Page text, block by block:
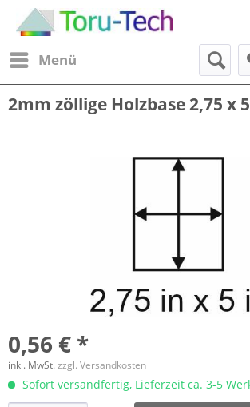
Menü
2mm zöllige Holzbase 2,75 x 5
0,56 € *
inkl. MwSt.zzgl. Versandkosten
Sofort versandfertig, Lieferzeit ca. 3-5